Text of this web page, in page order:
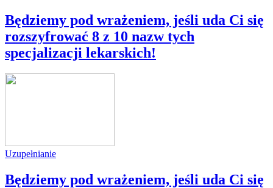
Będziemy pod wrażeniem, jeśli uda Ci się
rozszyfrować 8 z 10 nazw tych
specjalizacji lekarskich!
Uzupełnianie
Będziemy pod wrażeniem, jeśli uda Ci się